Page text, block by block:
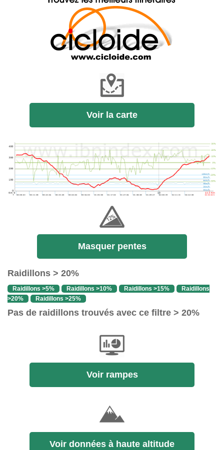
Voir la carte
Masquer pentes
Raidillons > 20%
Raidillons >5% Raidillons >10% Raidillons >15%
Raidillons
>20%
Raidillons >25%
Pas de raidillons trouvés avec ce filtre > 20%
Voir rampes
Voir données à haute altitude